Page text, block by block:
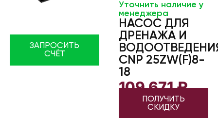
ЗАПРОСИТЬ
СЧЁТ
Уточнить наличие у
менеджера
НАСОС ДЛЯ
ДРЕНАЖА И
CNP 25ZW(F)8-
18
109 671₽
ПОЛУЧИТЬ
СКИДКУ